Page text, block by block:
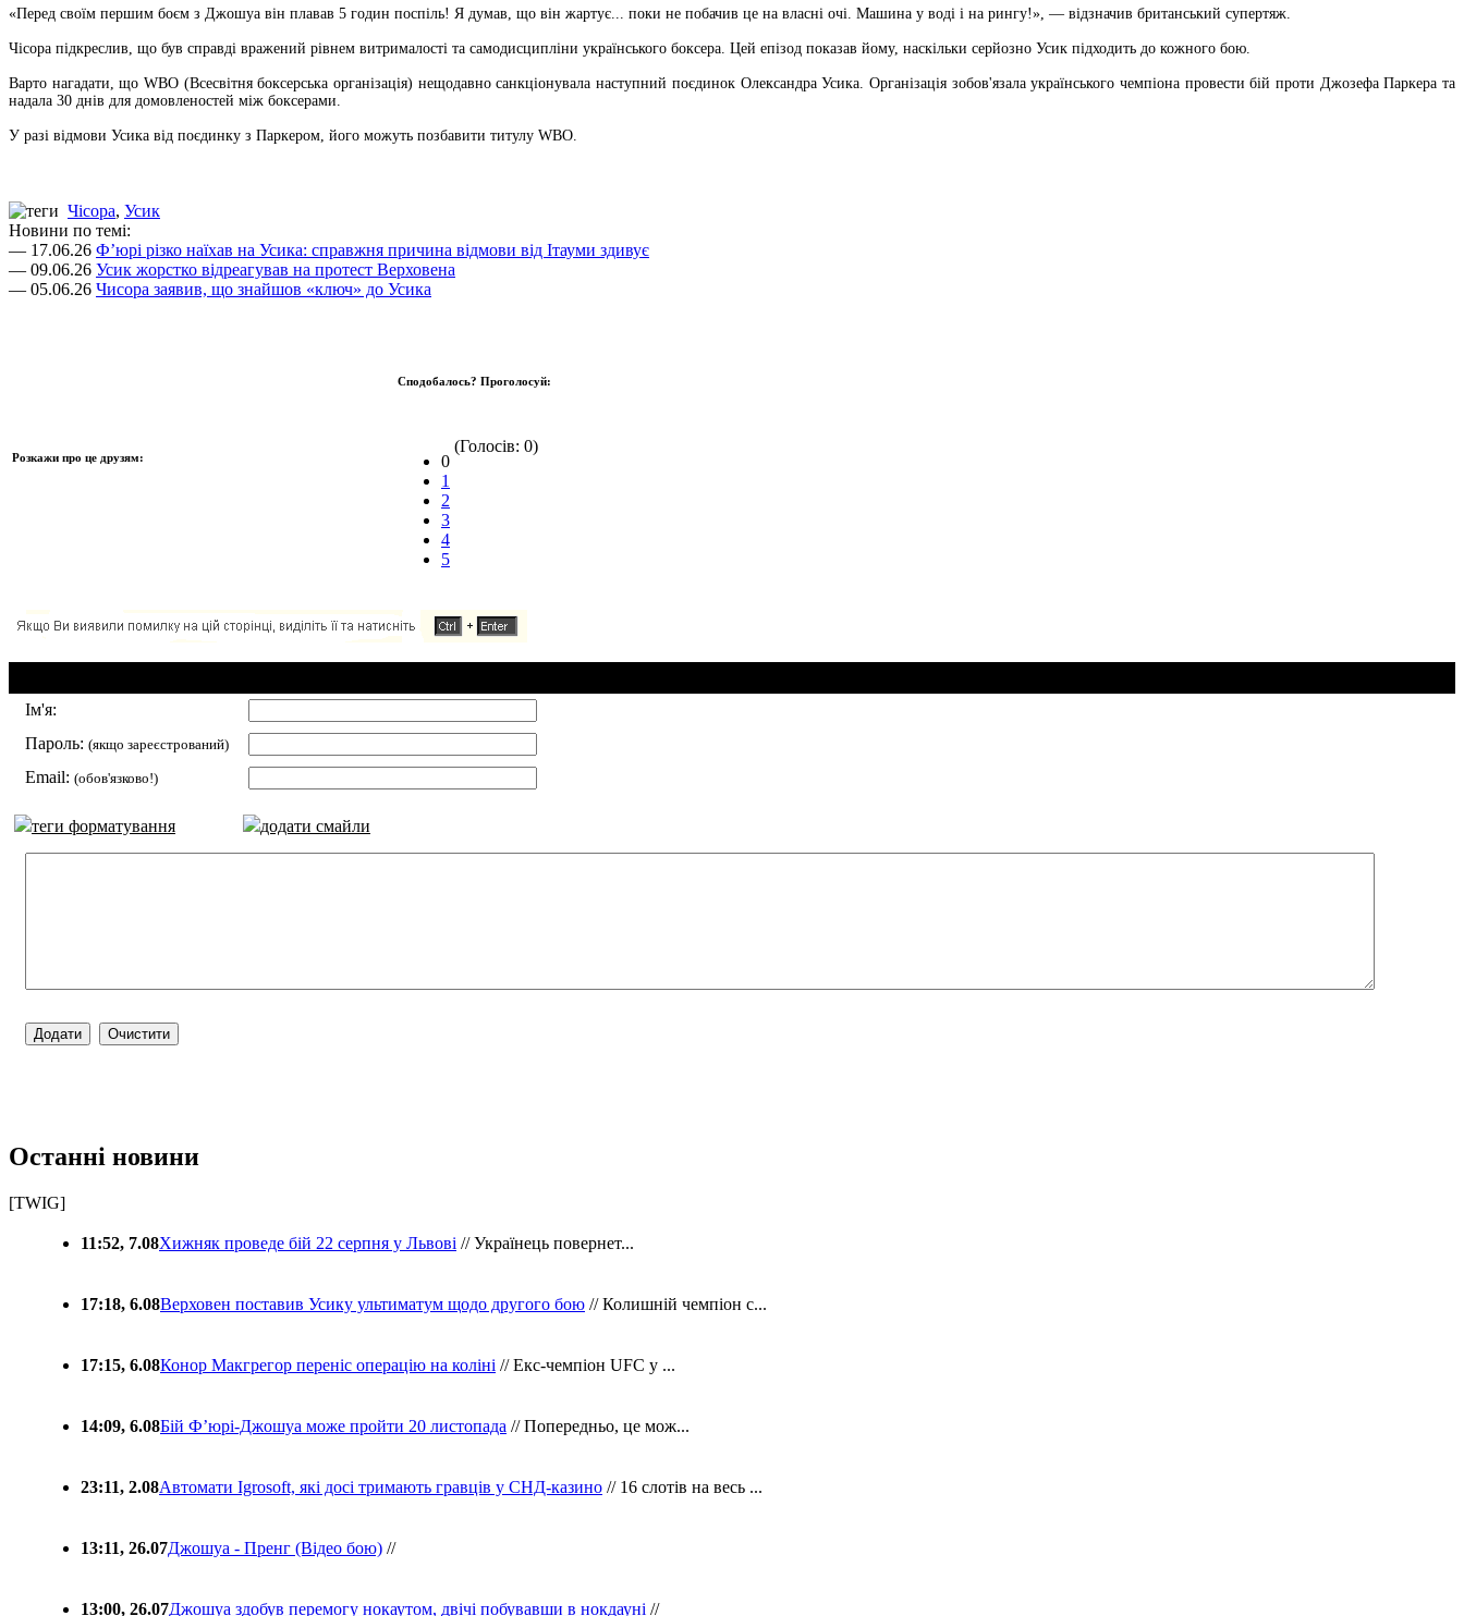
«Перед своїм першим боєм з Джошуа він плавав 5 годин поспіль! Я думав, що він жартує... поки не побачив це на власні очі. Машина у воді і на рингу!», — відзначив британський супертяж.
Чісора підкреслив, що був справді вражений рівнем витрималості та самодисципліни українського боксера. Цей епізод показав йому, наскільки серйозно Усик підходить до кожного бою.
Варто нагадати, що WBO (Всесвітня боксерська організація) нещодавно санкціонувала наступний поєдинок Олександра Усика. Організація зобов'язала українського чемпіона провести бій проти Джозефа Паркера та
надала 30 днів для домовленостей між боксерами.
У разі відмови Усика від поєдинку з Паркером, його можуть позбавити титулу WBO.
Чісора, Усик
Новини по темі:
— 17.06.26 Ф’юрі різко наїхав на Усика: справжня причина відмови від Ітауми здивує
— 09.06.26 Усик жорстко відреагував на протест Верховена
— 05.06.26 Чисора заявив, що знайшов «ключ» до Усика
Розкажи про це друзям:
Сподобалось? Проголосуй:
0
1
2
3
4
5
(Голосів: 0)
Ім'я:
Пароль: (якщо зареєстрований)
Email: (обов'язково!)
теги форматування додати смайли
Останні новини
[TWIG]
11:52, 7.08Хижняк проведе бій 22 серпня у Львові // Українець повернет...
17:18, 6.08Верховен поставив Усику ультиматум щодо другого бою // Колишній чемпіон с...
17:15, 6.08Конор Макгрегор переніс операцію на коліні // Екс-чемпіон UFC у ...
14:09, 6.08Бій Ф’юрі-Джошуа може пройти 20 листопада // Попередньо, це мож...
23:11, 2.08Автомати Igrosoft, які досі тримають гравців у СНД-казино // 16 слотів на весь ...
13:11, 26.07Джошуа - Пренг (Відео бою) //
13:00, 26.07Джошуа здобув перемогу нокаутом, двічі побувавши в нокдауні //